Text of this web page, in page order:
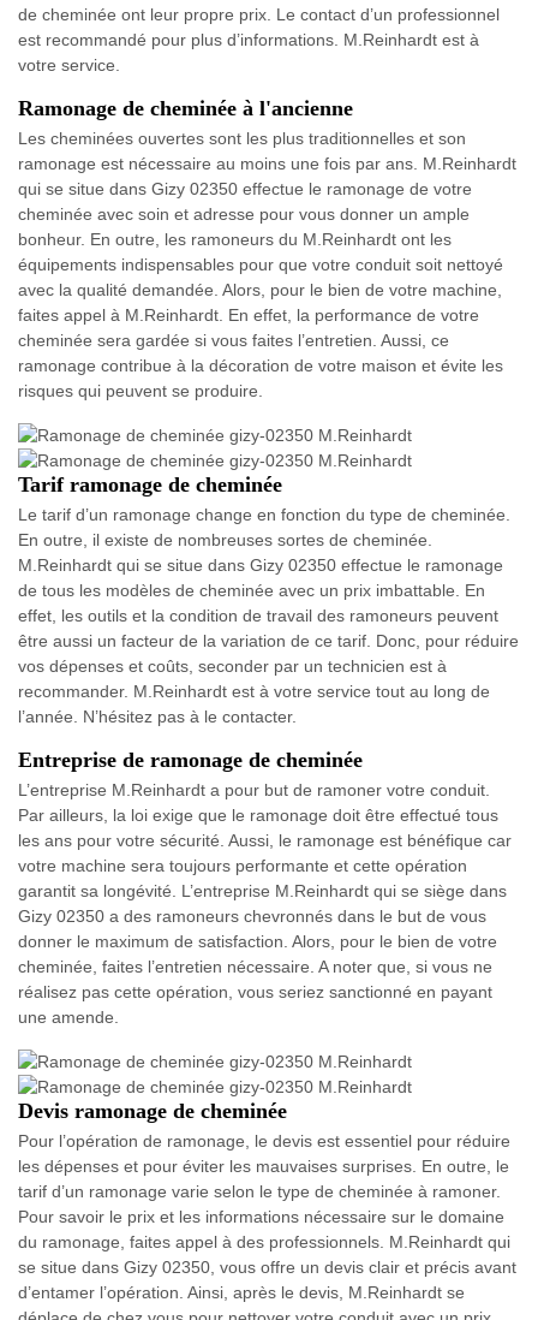
de cheminée ont leur propre prix. Le contact d’un professionnel
est recommandé pour plus d’informations. M.Reinhardt est à
votre service.
Ramonage de cheminée à l'ancienne
Les cheminées ouvertes sont les plus traditionnelles et son
ramonage est nécessaire au moins une fois par ans. M.Reinhardt
qui se situe dans Gizy 02350 effectue le ramonage de votre
cheminée avec soin et adresse pour vous donner un ample
bonheur. En outre, les ramoneurs du M.Reinhardt ont les
équipements indispensables pour que votre conduit soit nettoyé
avec la qualité demandée. Alors, pour le bien de votre machine,
faites appel à M.Reinhardt. En effet, la performance de votre
cheminée sera gardée si vous faites l’entretien. Aussi, ce
ramonage contribue à la décoration de votre maison et évite les
risques qui peuvent se produire.
Tarif ramonage de cheminée
Le tarif d’un ramonage change en fonction du type de cheminée.
En outre, il existe de nombreuses sortes de cheminée.
M.Reinhardt qui se situe dans Gizy 02350 effectue le ramonage
de tous les modèles de cheminée avec un prix imbattable. En
effet, les outils et la condition de travail des ramoneurs peuvent
être aussi un facteur de la variation de ce tarif. Donc, pour réduire
vos dépenses et coûts, seconder par un technicien est à
recommander. M.Reinhardt est à votre service tout au long de
l’année. N’hésitez pas à le contacter.
Entreprise de ramonage de cheminée
L’entreprise M.Reinhardt a pour but de ramoner votre conduit.
Par ailleurs, la loi exige que le ramonage doit être effectué tous
les ans pour votre sécurité. Aussi, le ramonage est bénéfique car
votre machine sera toujours performante et cette opération
garantit sa longévité. L’entreprise M.Reinhardt qui se siège dans
Gizy 02350 a des ramoneurs chevronnés dans le but de vous
donner le maximum de satisfaction. Alors, pour le bien de votre
cheminée, faites l’entretien nécessaire. A noter que, si vous ne
réalisez pas cette opération, vous seriez sanctionné en payant
une amende.
Devis ramonage de cheminée
Pour l’opération de ramonage, le devis est essentiel pour réduire
les dépenses et pour éviter les mauvaises surprises. En outre, le
tarif d’un ramonage varie selon le type de cheminée à ramoner.
Pour savoir le prix et les informations nécessaire sur le domaine
du ramonage, faites appel à des professionnels. M.Reinhardt qui
se situe dans Gizy 02350, vous offre un devis clair et précis avant
d’entamer l’opération. Ainsi, après le devis, M.Reinhardt se